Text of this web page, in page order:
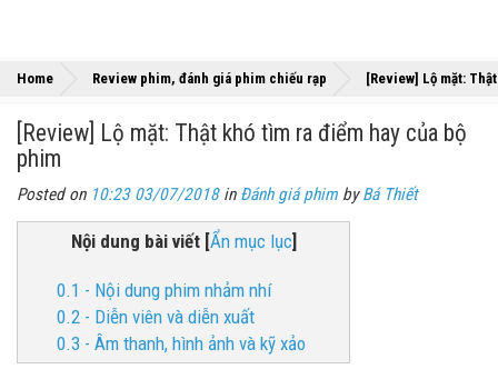
Home Review phim, đánh giá phim chiếu rạp [Review] Lộ mặt:
[Review] Lộ mặt: Thật khó tìm ra điểm hay của bộ
phim
Posted on 10:23 03/07/2018in Đánh giá phim byBá Thiết
Nội dung bài viết[Ẩn mục lục]
0.1 - Nội dung phim nhảm nhí
0.2 - Diễn viên và diễn xuất
0.3 - Âm thanh, hình ảnh và kỹ xảo